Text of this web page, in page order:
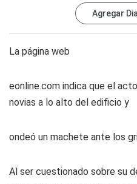
Agregar
La página web
eonline.com indica que el
novias a lo alto del edificio y
ondeó un machete ante los
Al ser cuestionado sobre su